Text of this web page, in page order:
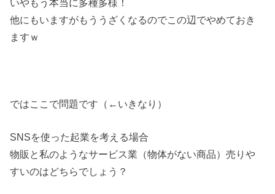
いやもう本当に多種多様！
他にもいますがもううざくなるのでこの辺でやめておき
ますｗ
ではここで問題です（←いきなり）
SNSを使った起業を考える場合
物販と私のようなサービス業（物体がない商品）売りや
すいのはどちらでしょう？